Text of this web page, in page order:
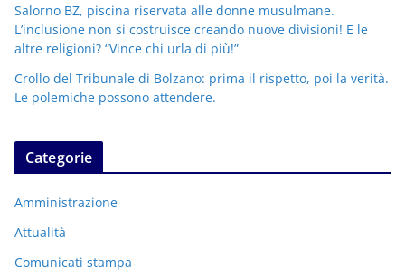
Salorno BZ, piscina riservata alle donne musulmane.
L’inclusione non si costruisce creando nuove divisioni! E le
altre religioni? “Vince chi urla di più!”
Crollo del Tribunale di Bolzano: prima il rispetto, poi la verità.
Le polemiche possono attendere.
Categorie
Amministrazione
Attualità
Comunicati stampa